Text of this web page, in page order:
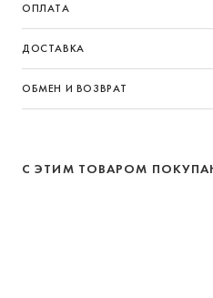
ОПЛАТА
ДОСТАВКА
ОБМЕН И ВОЗВРАТ
С ЭТИМ ТОВАРОМ